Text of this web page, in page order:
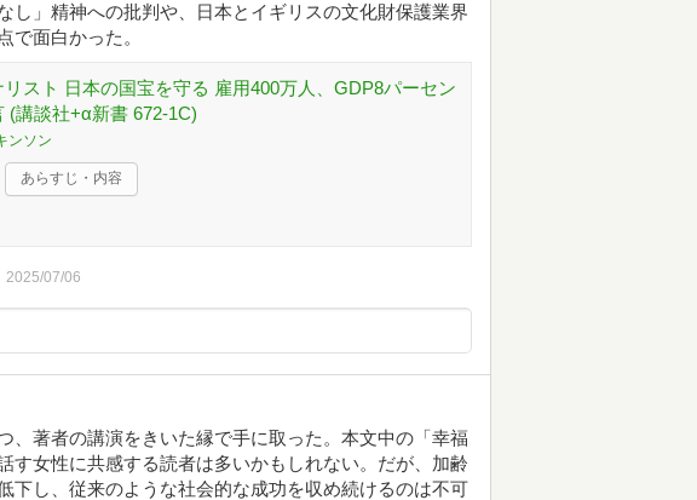
し」精神への批判や、日本とイギリスの文化財保護業界
で面白かった。
スト 日本の国宝を守る 雇用400万人、GDP8パーセン
(講談社+α新書 672-1C)
ンソン
あらすじ・内容
2025/07/06
、著者の講演をきいた縁で手に取った。本文中の「幸福
す女性に共感する読者は多いかもしれない。だが、加齢
下し、従来のような社会的な成功を収め続けるのは不可